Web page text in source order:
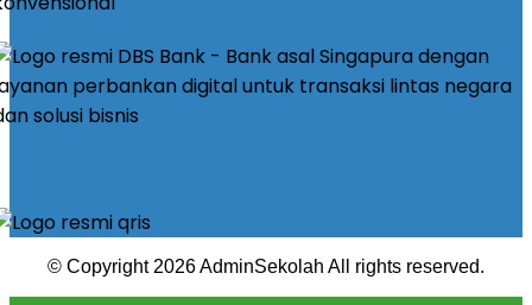
© Copyright 2026 AdminSekolah All rights reserved.